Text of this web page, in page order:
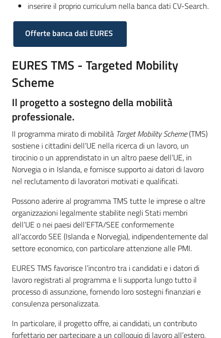
inserire il proprio curriculum nella banca dati CV-Search.
Offerte banca dati EURES
EURES TMS - Targeted Mobility
Scheme
Il progetto a sostegno della mobilità
professionale.
Il programma mirato di mobilità Target Mobility Scheme(TMS)
sostiene i cittadini dell’UE nella ricerca di un lavoro, un
tirocinio o un apprendistato in un altro paese dell’UE, in
Norvegia o in Islanda, e fornisce supporto ai datori di lavoro
nel reclutamento di lavoratori motivati e qualificati.
Possono aderire al programma TMS tutte le imprese o altre
organizzazioni legalmente stabilite negli Stati membri
dell’UE o nei paesi dell’EFTA/SEE conformemente
all’accordo SEE (Islanda e Norvegia), indipendentemente dal
settore economico, con particolare attenzione alle PMI.
EURES TMS favorisce l’incontro tra i candidati e i datori di
lavoro registrati al programma e li supporta lungo tutto il
processo di assunzione, fornendo loro sostegni finanziari e
consulenza personalizzata.
In particolare, il progetto offre, ai candidati, un contributo
forfettario per partecipare a un colloquio di lavoro all’estero,